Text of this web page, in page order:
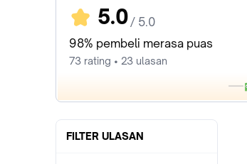
5.0 / 5.0
98% pembeli merasa puas
73 rating • 23 ulasan
FILTER ULASAN